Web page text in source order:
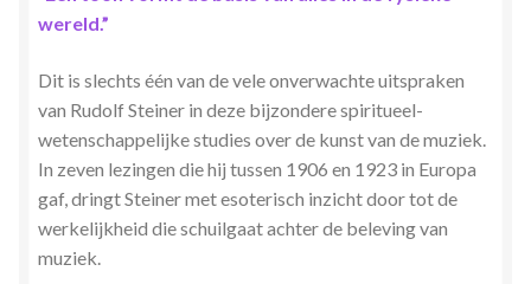
Stress en Burn-out Coaching
Tarot
Transactionele Analyse
wereld.”
Dit is slechts één van de vele onverwachte uitspraken
van Rudolf Steiner in deze bijzondere spiritueel-
wetenschappelijke studies over de kunst van de muziek.
In zeven lezingen die hij tussen 1906 en 1923 in Europa
gaf, dringt Steiner met esoterisch inzicht door tot de
werkelijkheid die schuilgaat achter de beleving van
muziek.